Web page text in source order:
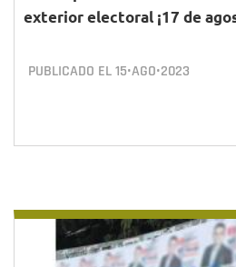
exterior electoral ¡17 de
PUBLICADO EL15•AGO•2023